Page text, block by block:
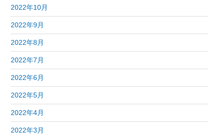
2022年10月
2022年9月
2022年8月
2022年7月
2022年6月
2022年5月
2022年4月
2022年3月